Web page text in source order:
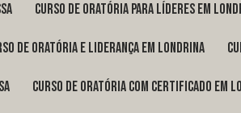
curso de oratória para líderes em
de oratória e liderança em Londrina
curso de oratória com certificado em